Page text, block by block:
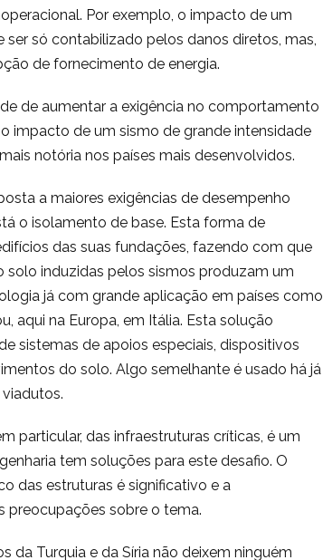
Por exemplo, o impacto de um
só contabilizado pelos danos diretos, mas,
de fornecimento de energia.
de aumentar a exigência no comportamento
impacto de um sismo de grande intensidade
notória nos países mais desenvolvidos.
a maiores exigências de desempenho
o isolamento de base. Esta forma de
das suas fundações, fazendo com que
induzidas pelos sismos produzam um
já com grande aplicação em países como
aqui na Europa, em Itália. Esta solução
sistemas de apoios especiais, dispositivos
do solo. Algo semelhante é usado há já
particular, das infraestruturas críticas, é um
tem soluções para este desafio. O
das estruturas é significativo e a
preocupações sobre o tema.
da Turquia e da Síria não deixem ninguém